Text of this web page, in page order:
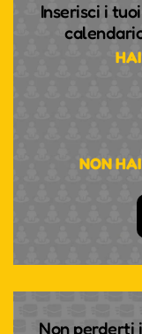
Inserisci i
NON
Non perderti